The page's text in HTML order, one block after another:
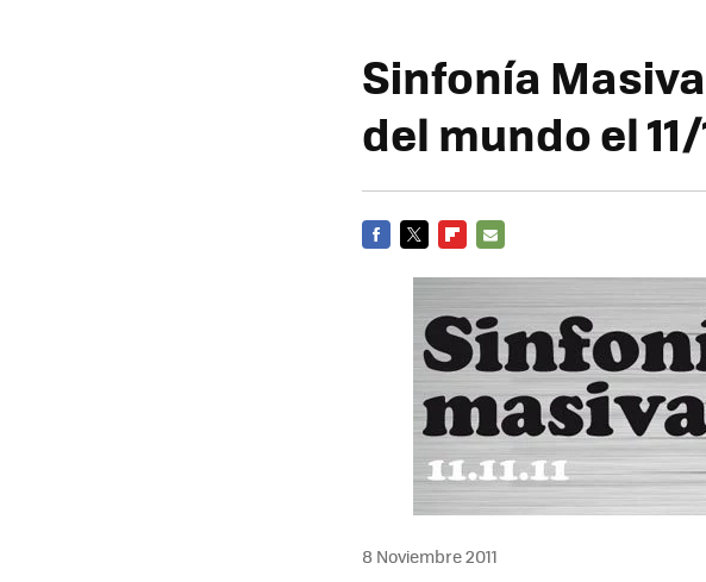
Sinfonía
del mundo el 11/
8 Noviembre 2011